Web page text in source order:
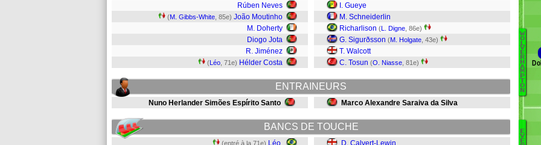
Rúben Neves
(M. Gibbs-White , 85e) João Moutinho
M. Doherty
Diogo Jota
R. Jiménez
(Léo , 71e) Hélder Costa
I. Gueye
M. Schneiderlin
Richarlison (L. Digne , 86e)
G. Sigurðsson (M. Holgate , 43e)
T. Walcott
C. Tosun (O. Niasse , 81e)
ENTRAINEURS
Nuno Herlander Simões Espírito Santo Marco Alexandre Saraiva da Silva
BANCS DE TOUCHE
(entré à la 71e) Léo
D. Calvert-Lewin
W
O
L
V
E
R
H
A
M
P
T
O
N
E
V
E